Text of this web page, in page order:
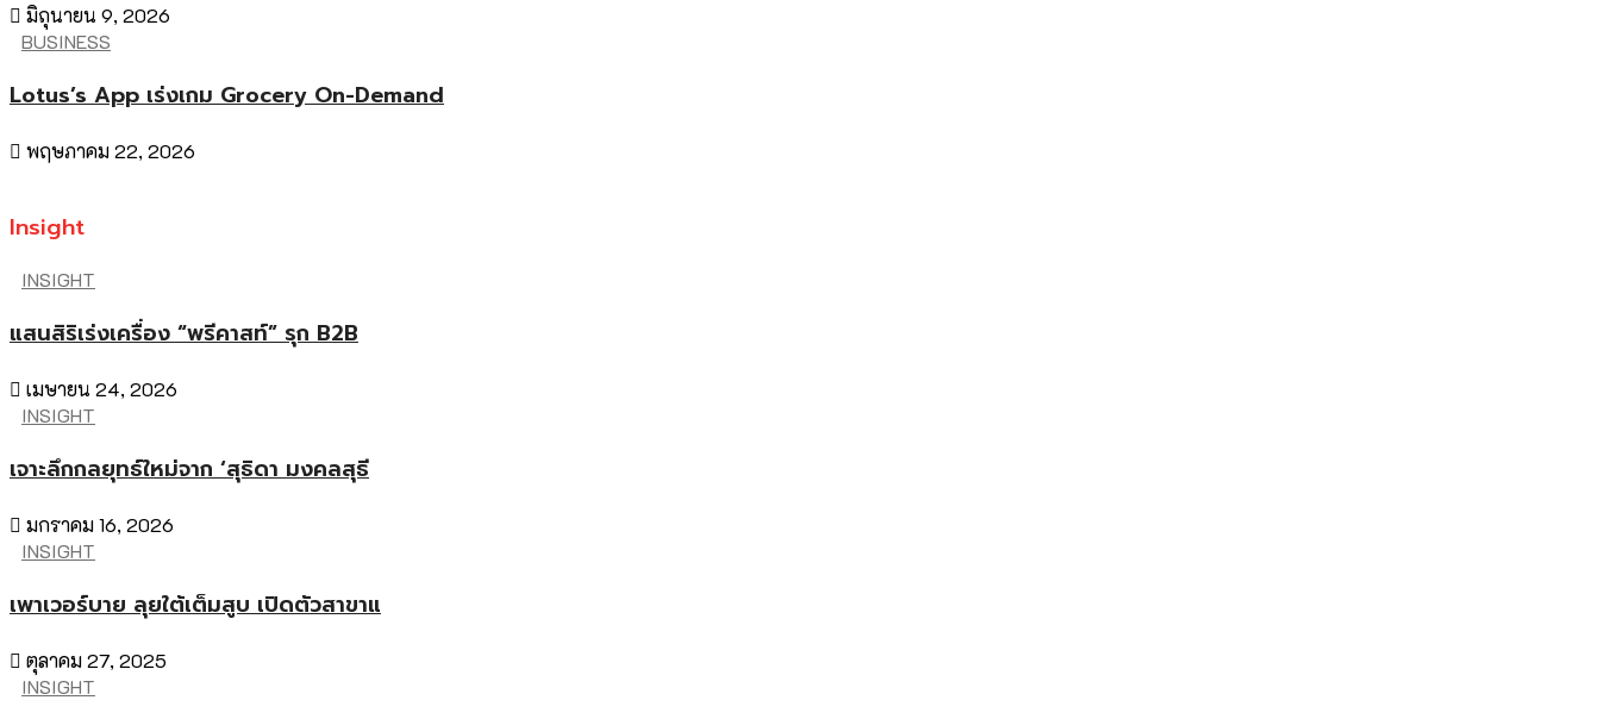
มิถุนายน 9, 2026
BUSINESS
Lotus’s App เร่งเกม Grocery On-Demand
พฤษภาคม 22, 2026
Insight
INSIGHT
แสนสิริเร่งเครื่อง “พรีคาสท์” รุก B2B
เมษายน 24, 2026
INSIGHT
เจาะลึกกลยุทธ์ใหม่จาก ‘สุธิดา มงคลสุธี
มกราคม 16, 2026
INSIGHT
เพาเวอร์บาย ลุยใต้เต็มสูบ เปิดตัวสาขาแ
ตุลาคม 27, 2025
INSIGHT